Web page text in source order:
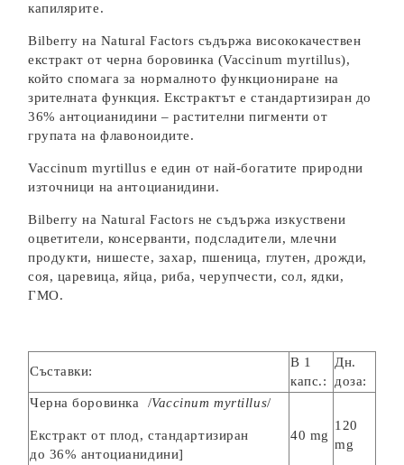
капилярите.
Bilberry на Natural Factors съдържа висококачествен
екстракт от черна боровинка (Vaccinum myrtillus),
който спомага за нормалното функциониране на
зрителната функция. Екстрактът е стандартизиран до
36% антоцианидини – растителни пигменти от
групата на флавоноидите.
Vaccinum myrtillus е един от най-богатите природни
източници на антоцианидини.
Bilberry на Natural Factors не съдържа изкуствени
оцветители, консерванти, подсладители, млечни
продукти, нишесте, захар, пшеница, глутен, дрожди,
соя, царевица, яйца, риба, черупчести, сол, ядки,
ГМО.
Съставки:
В 1
капс.:
Дн.
доза:
Черна боровинка /Vaccinum myrtillus/
Екстракт от плод, стандартизиран
до 36% антоцианидини]
40 mg
120
mg